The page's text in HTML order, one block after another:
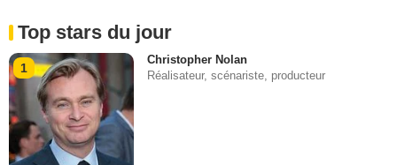
Top stars du jour
1
Christopher Nolan
Réalisateur, scénariste, producteur